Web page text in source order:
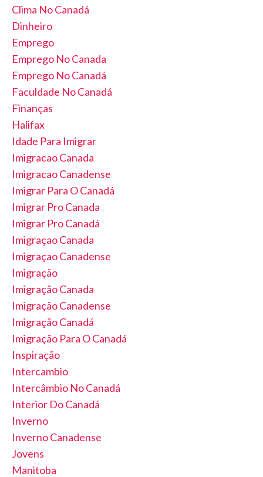
Clima No Canadá
Dinheiro
Emprego
Emprego No Canada
Emprego No Canadá
Faculdade No Canadá
Finanças
Halifax
Idade Para Imigrar
Imigracao Canada
Imigracao Canadense
Imigrar Para O Canadá
Imigrar Pro Canada
Imigrar Pro Canadá
Imigraçao Canada
Imigraçao Canadense
Imigração
Imigração Canada
Imigração Canadense
Imigração Canadá
Imigração Para O Canadá
Inspiração
Intercambio
Intercâmbio No Canadá
Interior Do Canadá
Inverno
Inverno Canadense
Jovens
Manitoba